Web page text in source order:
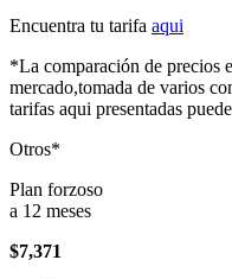
Encuentra tu tarifa aqui
*La comparación de precios
mercado,tomada de varios
tarifas aqui presentadas
Otros*
Plan forzoso
a 12 meses
$7,371